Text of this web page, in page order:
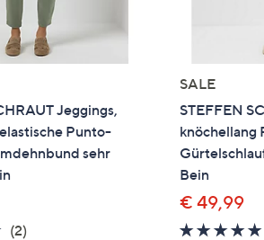
Jeggings,
Punto-
sehr
5.0
(2)
SALE
STEFFEN
knöchellang
Bein
€ 49,99